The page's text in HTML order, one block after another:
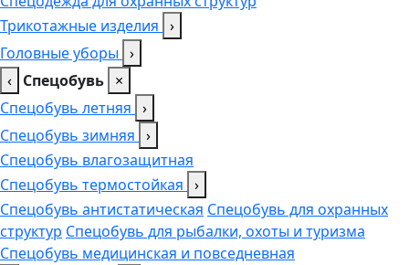
Трикотажные изделия ›
Головные уборы ›
‹ Спецобувь ×
Спецобувь летняя ›
Спецобувь зимняя ›
Спецобувь влагозащитная
Спецобувь термостойкая ›
Спецобувь антистатическая Спецобувь для охранных
структур Спецобувь для рыбалки, охоты и туризма
Спецобувь медицинская и повседневная